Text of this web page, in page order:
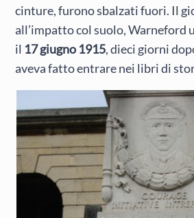
cinture, furono sbalzati fuori. Il
all’impatto col suolo, Warneford
il 17 giugno 1915, dieci giorni
aveva fatto entrare nei libri di